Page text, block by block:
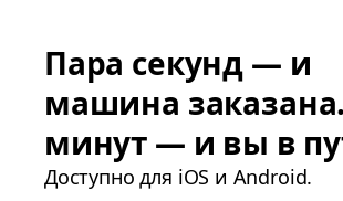
Пара секунд — и
машина
минут — и вы в
Доступно для iOS и Android.